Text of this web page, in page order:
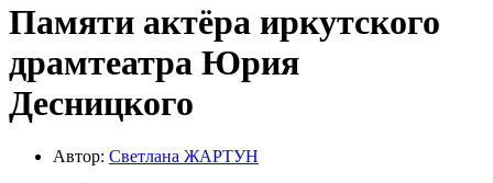
Памяти актёра иркутского
драмтеатра Юрия
Десницкого
Автор: Светлана ЖАРТУН